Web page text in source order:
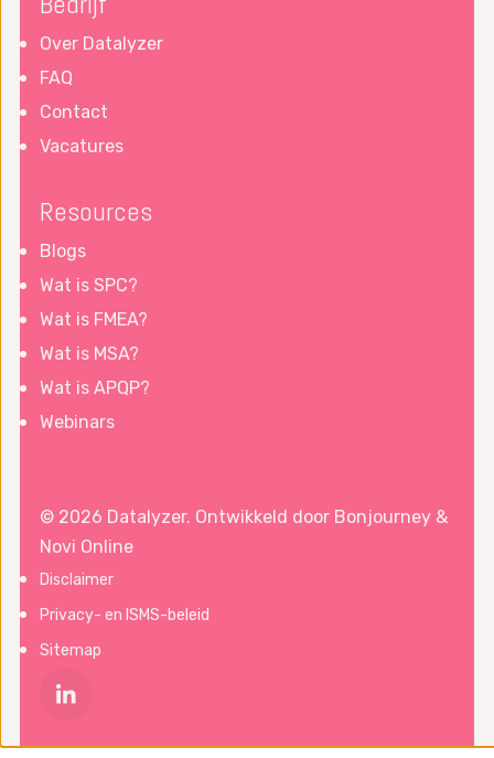
Over Datalyzer
FAQ
Contact
Vacatures
Resources
Blogs
Wat is SPC?
Wat is FMEA?
Wat is MSA?
Wat is APQP?
Webinars
© 2026 Datalyzer. Ontwikkeld door Bonjourney &
Novi Online
Disclaimer
Privacy- en ISMS-beleid
Sitemap